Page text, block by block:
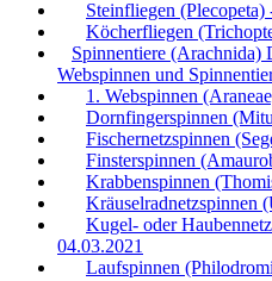
Steinfliegen
Köcherfliegen
Spinnentiere (Arachnida)
Webspinnen und
1. Webspinnen
Dornfingerspinnen
Fischernetzspinnen
Finsterspinnen
Krabbenspinnen
Kräuselradnetzspinnen
Kugel- oder
04.03.2021
Laufspinnen